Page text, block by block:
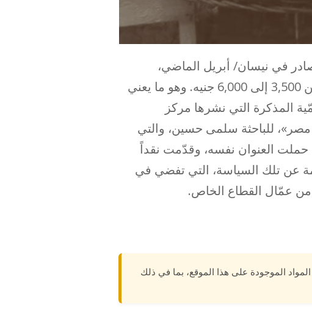
في نيسان/ أبريل الماضي،
والقاضي برفع الحد الأدنى لأجور العاملين، في القطاع الخاص وقطاع الأعمال، من 3,500 إلى 6,000 جنيه. وهو ما يعني
المذكرة التي نشرها مركز
للباحثة سلمى حسين، والتي
العنوان نفسه، وقدّمت نقداً
عن تلك السياسة، التي تفضي في
عمّال القطاع الخاص.
الموجودة على هذا الموقع، بما في ذلك